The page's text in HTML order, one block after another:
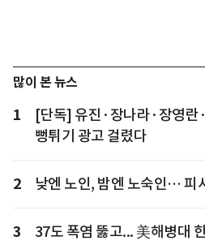
많이 본 뉴스
1
[단독] 유진·장나라·장영란
뻥튀기 광고 걸렸다
2 낮엔 노인, 밤엔 노숙인… 피
3 37도 폭염 뚫고... 美해병대